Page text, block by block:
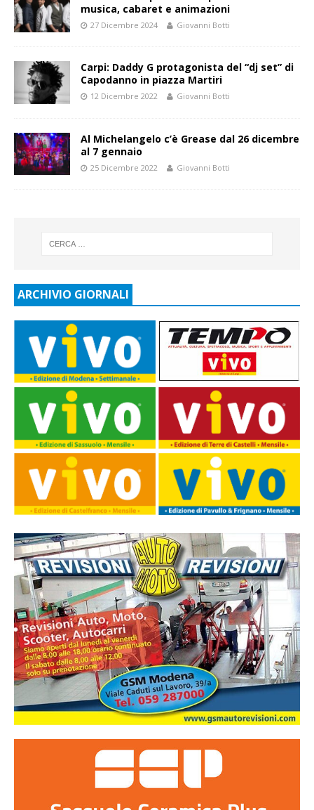
musica, cabaret e animazioni
27 Dicembre 2024 Giovanni Botti
Carpi: Daddy G protagonista del “dj set” di
Capodanno in piazza Martiri
12 Dicembre 2022 Giovanni Botti
Al Michelangelo c’è Grease dal 26 dicembre
al 7 gennaio
25 Dicembre 2022 Giovanni Botti
ARCHIVIO GIORNALI